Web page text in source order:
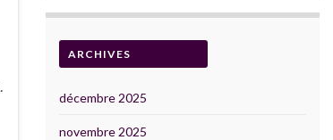
ARCHIVES
décembre 2025
novembre 2025